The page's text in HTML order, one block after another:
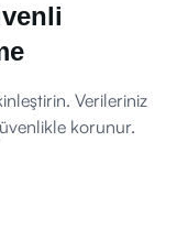
Verileriniz
korunur.